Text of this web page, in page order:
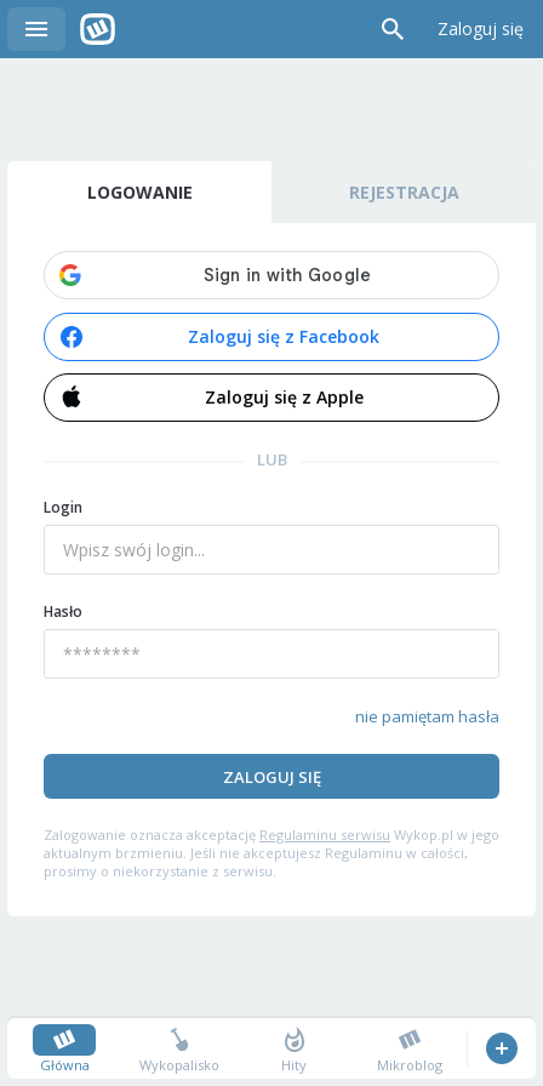
Zaloguj się
LOGOWANIE REJESTRACJA
Zaloguj się z Facebook
Zaloguj się z Apple
LUB
Login
Hasło
nie pamiętam hasła
ZALOGUJ SIĘ
Zalogowanie oznacza akceptację Regulaminu serwisu Wykop.pl w jego
aktualnym brzmieniu. Jeśli nie akceptujesz Regulaminu w całości,
prosimy o niekorzystanie z serwisu.
Główna Wykopalisko Hity Mikroblog